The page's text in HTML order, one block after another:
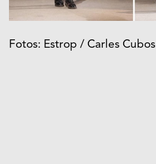
Fotos: Estrop / Carles Cubos